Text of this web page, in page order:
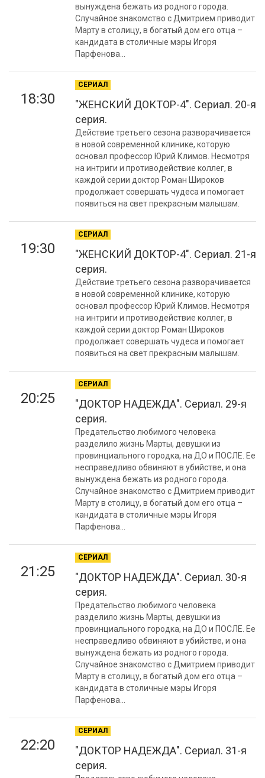
вынуждена бежать из родного города.
Случайное знакомство с Дмитрием приводит
Марту в столицу, в богатый дом его отца –
кандидата в столичные мэры Игоря
Парфенова...
18:30
СЕРИАЛ
"ЖЕНСКИЙ ДОКТОР-4". Сериал. 20-я
серия.
Действие третьего сезона разворачивается
в новой современной клинике, которую
основал профессор Юрий Климов. Несмотря
на интриги и противодействие коллег, в
каждой серии доктор Роман Широков
продолжает совершать чудеса и помогает
появиться на свет прекрасным малышам.
19:30
СЕРИАЛ
"ЖЕНСКИЙ ДОКТОР-4". Сериал. 21-я
серия.
Действие третьего сезона разворачивается
в новой современной клинике, которую
основал профессор Юрий Климов. Несмотря
на интриги и противодействие коллег, в
каждой серии доктор Роман Широков
продолжает совершать чудеса и помогает
появиться на свет прекрасным малышам.
20:25
СЕРИАЛ
"ДОКТОР НАДЕЖДА". Сериал. 29-я
серия.
Предательство любимого человека
разделило жизнь Марты, девушки из
провинциального городка, на ДО и ПОСЛЕ. Ее
несправедливо обвиняют в убийстве, и она
вынуждена бежать из родного города.
Случайное знакомство с Дмитрием приводит
Марту в столицу, в богатый дом его отца –
кандидата в столичные мэры Игоря
Парфенова...
21:25
СЕРИАЛ
"ДОКТОР НАДЕЖДА". Сериал. 30-я
серия.
Предательство любимого человека
разделило жизнь Марты, девушки из
провинциального городка, на ДО и ПОСЛЕ. Ее
несправедливо обвиняют в убийстве, и она
вынуждена бежать из родного города.
Случайное знакомство с Дмитрием приводит
Марту в столицу, в богатый дом его отца –
кандидата в столичные мэры Игоря
Парфенова...
22:20
СЕРИАЛ
"ДОКТОР НАДЕЖДА". Сериал. 31-я
серия.